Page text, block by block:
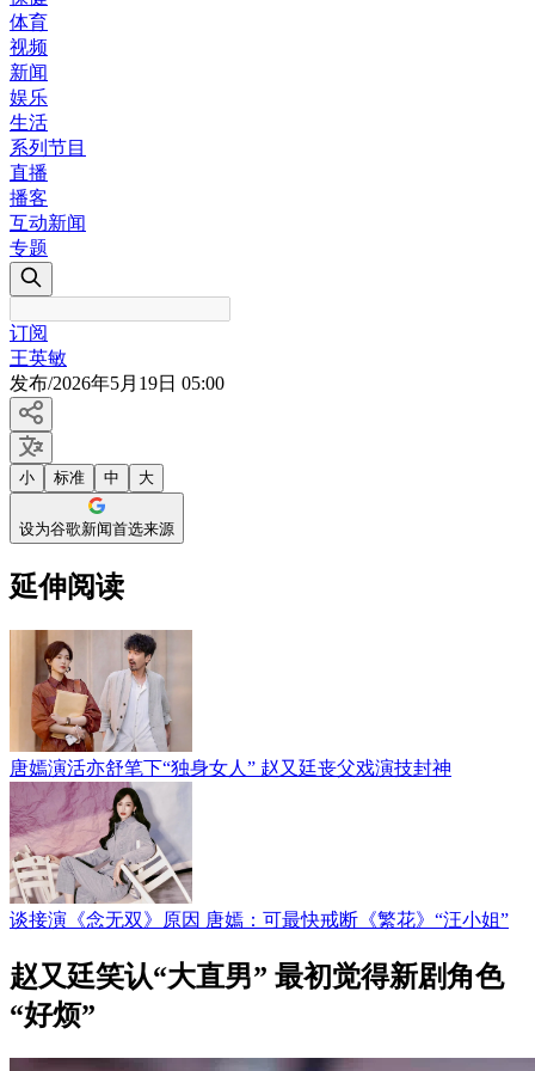
体育
视频
新闻
娱乐
生活
系列节目
直播
播客
互动新闻
专题
订阅
王英敏
发布/2026年5月19日 05:00
小 标准 中 大
设为谷歌新闻首选来源
延伸阅读
唐嫣演活亦舒笔下“独身女人” 赵又廷丧父戏演技封神
谈接演《念无双》原因 唐嫣：可最快戒断《繁花》“汪小姐”
赵又廷笑认“大直男” 最初觉得新剧角色
“好烦”